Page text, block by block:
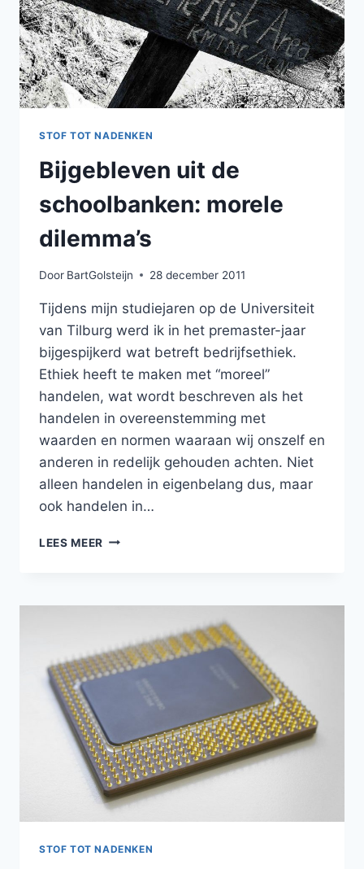
STOF TOT NADENKEN
Bijgebleven uit de
schoolbanken: morele
dilemma’s
Door BartGolsteijn 28 december 2011
Tijdens mijn studiejaren op de Universiteit
van Tilburg werd ik in het premaster-jaar
bijgespijkerd wat betreft bedrijfsethiek.
Ethiek heeft te maken met “moreel”
handelen, wat wordt beschreven als het
handelen in overeenstemming met
waarden en normen waaraan wij onszelf en
anderen in redelijk gehouden achten. Niet
alleen handelen in eigenbelang dus, maar
ook handelen in…
LEES MEER BIJGEBLEVEN
MORELE
STOF TOT NADENKEN